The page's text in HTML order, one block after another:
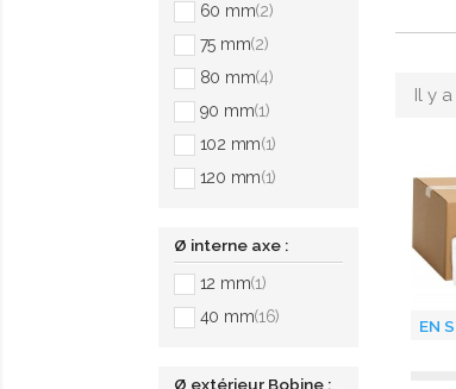
60 mm(2)
75 mm(2)
80 mm(4)
90 mm(1)
102 mm(1)
120 mm(1)
Ø interne axe :
12 mm(1)
40 mm(16)
Ø extérieur Bobine :
Il y
EN